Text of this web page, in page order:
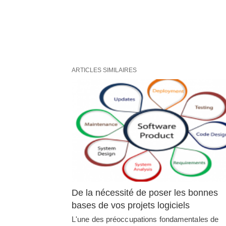
ARTICLES SIMILAIRES
De la nécessité de poser les bonnes
bases de vos projets logiciels
L'une des préoccupations fondamentales de